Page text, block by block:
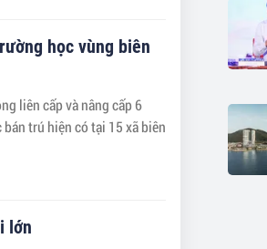
học vùng biên
liên cấp và nâng cấp 6
trú hiện có tại 15 xã biên
lớn